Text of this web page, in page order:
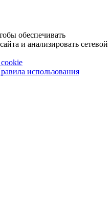
обеспечивать
и анализировать сетевой
использования